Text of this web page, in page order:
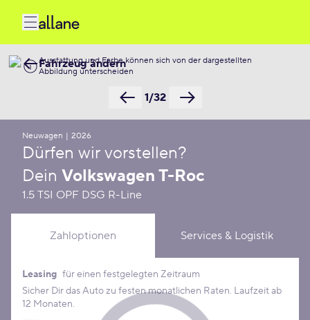
Ausstattung und Farbe können sich von der dargestellten
Abbildung unterscheiden
1/32
Fahrzeug ändern
Neuwagen | 2026
Dürfen wir vorstellen?
Dein Volkswagen T-Roc
1.5 TSI OPF DSG R-Line
Zahloptionen Services & Logistik
Leasing Konditionen
Leasing für einen festgelegten Zeitraum
Sicher Dir das Auto zu festen monatlichen Raten. Laufzeit ab
12 Monaten.